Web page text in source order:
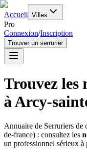
Accueil Villes
Pro
Connexion/Inscription
Trouver un serrurier
Trouvez les
àArcy-
Annuaire de Serruriers de
de-france) : consultez les
un professionnel sérieux